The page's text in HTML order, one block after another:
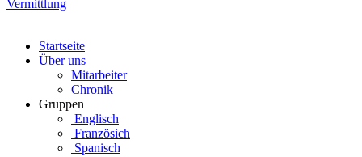
Vermittlung
Startseite
Über uns
Mitarbeiter
Chronik
Gruppen
Englisch
Französich
Spanisch